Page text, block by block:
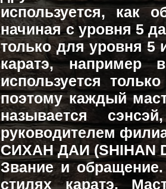
используется, как
начиная с уровня 5
только для уровня 5
каратэ, например
используется
поэтому каждый
называется
руководителем
СИХАН ДАИ (SHIHAN
Звание и
стилях каратэ.